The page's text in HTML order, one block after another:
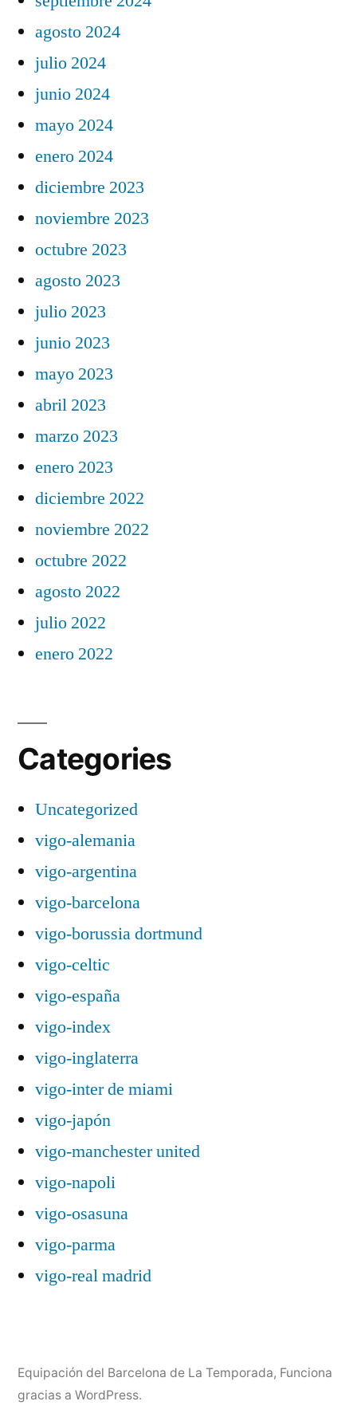
agosto 2024
julio 2024
junio 2024
mayo 2024
enero 2024
diciembre 2023
noviembre 2023
octubre 2023
agosto 2023
julio 2023
junio 2023
mayo 2023
abril 2023
marzo 2023
enero 2023
diciembre 2022
noviembre 2022
octubre 2022
agosto 2022
julio 2022
enero 2022
Categories
Uncategorized
vigo-alemania
vigo-argentina
vigo-barcelona
vigo-borussia dortmund
vigo-celtic
vigo-españa
vigo-index
vigo-inglaterra
vigo-inter de miami
vigo-japón
vigo-manchester united
vigo-napoli
vigo-osasuna
vigo-parma
vigo-real madrid
Equipación del Barcelona de La Temporada, Funciona
gracias a WordPress.